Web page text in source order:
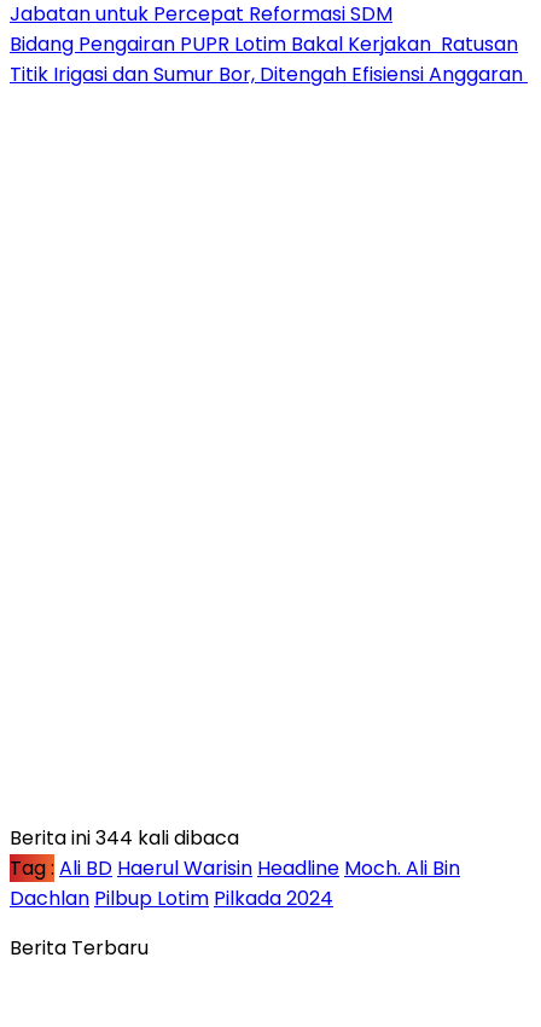
Jabatan untuk Percepat Reformasi SDM
Bidang Pengairan PUPR Lotim Bakal Kerjakan Ratusan
Titik Irigasi dan Sumur Bor, Ditengah Efisiensi Anggaran
Berita ini 344 kali dibaca
Tag : Ali BD Haerul Warisin Headline Moch. Ali Bin
Dachlan Pilbup Lotim Pilkada 2024
Berita Terbaru